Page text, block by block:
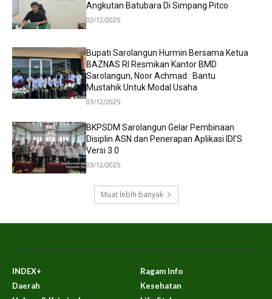
Angkutan Batubara Di Simpang Pitco
02/12/2025
Bupati Sarolangun Hurmin Bersama Ketua
BAZNAS RI Resmikan Kantor BMD
Sarolangun, Noor Achmad : Bantu
Mustahik Untuk Modal Usaha
03/12/2025
BKPSDM Sarolangun Gelar Pembinaan
Disiplin ASN dan Penerapan Aplikasi IDI’S
Versi 3.0
03/12/2025
Muat lebih banyak
INDEX+
Daerah
Ragam Info
Kesehatan